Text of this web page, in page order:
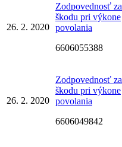
26. 2. 2020
Zodpovednosť za
škodu pri výkone
povolania
6606055388
26. 2. 2020
Zodpovednosť za
škodu pri výkone
povolania
6606049842